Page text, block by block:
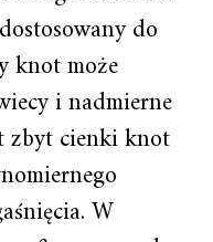
do
knot może
i nadmierne
zbyt cienki knot
W